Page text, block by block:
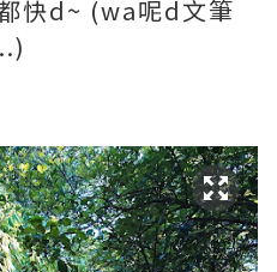
快d~ (wa呢d文筆